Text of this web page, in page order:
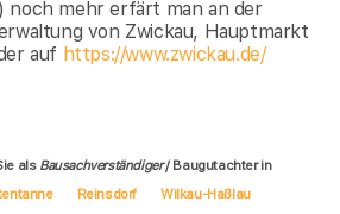
noch mehr erfärt man an der
von Zwickau, Hauptmarkt
auf https://www.zwickau.de/
als Bausachverständiger/ Baugutachter in
Reinsdorf Wilkau-Haßlau